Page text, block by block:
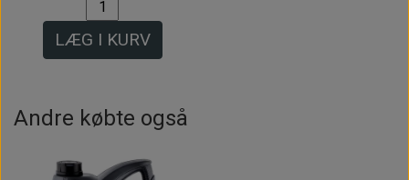
LÆG I KURV
Andre købte også